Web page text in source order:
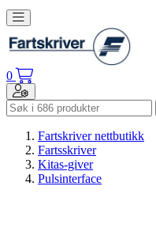
Toggle navigation
0
Toggle navigation
Fartskriver nettbutikk
Fartsskriver
Kitas-giver
Pulsinterface